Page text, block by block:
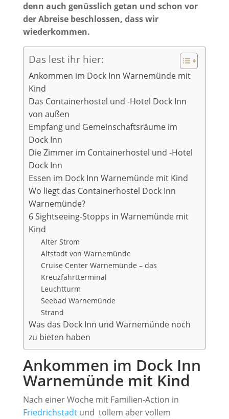
denn auch genüsslich getan und schon vor
der Abreise beschlossen, dass wir
wiederkommen.
Das lest ihr hier:
Ankommen im Dock Inn Warnemünde mit
Kind
Das Containerhostel und -Hotel Dock Inn
von außen
Empfang und Gemeinschaftsräume im
Dock Inn
Die Zimmer im Containerhostel und -Hotel
Dock Inn
Essen im Dock Inn Warnemünde mit Kind
Wo liegt das Containerhostel Dock Inn
Warnemünde?
6 Sightseeing-Stopps in Warnemünde mit
Kind
Alter Strom
Altstadt von Warnemünde
Cruise Center Warnemünde – das
Kreuzfahrtterminal
Leuchtturm
Seebad Warnemünde
Strand
Was das Dock Inn und Warnemünde noch
zu bieten haben
Ankommen im Dock Inn
Warnemünde mit Kind
Nach einer Woche mit Familien-Action in
Friedrichstadtund tollem aber vollem